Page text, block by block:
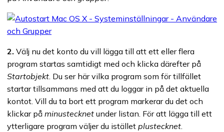
2. Välj nu det konto du vill lägga till att ett eller flera
program startas samtidigt med och klicka därefter på
Startobjekt. Du ser här vilka program som för tillfället
startar tillsammans med att du loggar in på det aktuella
kontot. Vill du ta bort ett program markerar du det och
klickar på minustecknet under listan. För att lägga till ett
ytterligare program väljer du istället plustecknet.